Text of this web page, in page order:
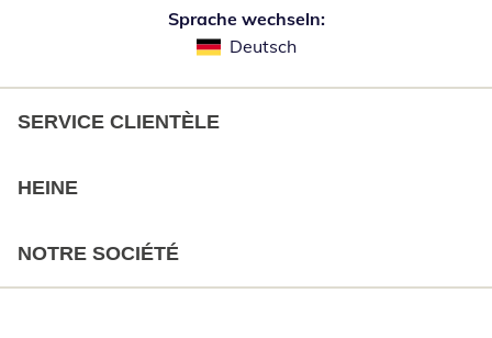
Sprache wechseln:
Deutsch
SERVICE CLIENTÈLE
HEINE
NOTRE SOCIÉTÉ